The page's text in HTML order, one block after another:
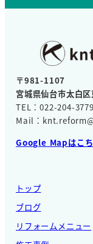
〒981-1107
宮城県仙台市太白
TEL：022-204-3779
Mail：
Google Mapはこ
トップ
ブログ
リフォームメニュー